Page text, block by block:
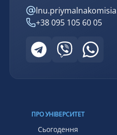
+38 095 105 60 05
ПРО УНІВЕРСИТЕТ
Сьогодення